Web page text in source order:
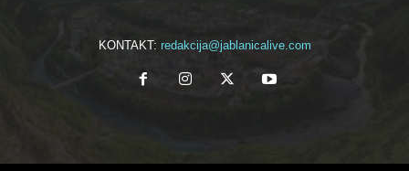
KONTAKT: redakcija@jablanicalive.com